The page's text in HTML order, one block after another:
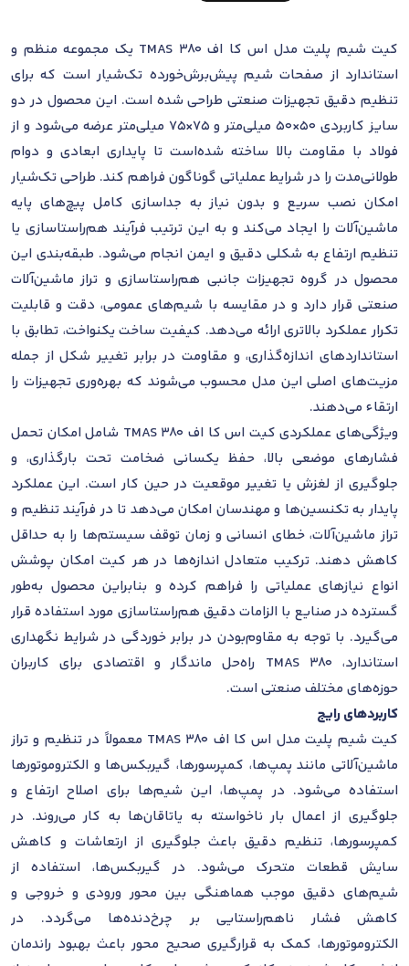
کیت شیم پلیت مدل اس کا اف TMAS 380 یک مجموعه منظم و
استاندارد از صفحات شیم پیش‌برش‌خورده تک‌شیار است که برای
تنظیم دقیق تجهیزات صنعتی طراحی شده است. این محصول در دو
سایز کاربردی 50×50 میلی‌متر و 75×75 میلی‌متر عرضه می‌شود و از
فولاد با مقاومت بالا ساخته شده‌است تا پایداری ابعادی و دوام
طولانی‌مدت را در شرایط عملیاتی گوناگون فراهم کند. طراحی تک‌شیار
امکان نصب سریع و بدون نیاز به جداسازی کامل پیچ‌های پایه
ماشین‌آلات را ایجاد می‌کند و به این ترتیب فرآیند هم‌راستاسازی یا
تنظیم ارتفاع به شکلی دقیق و ایمن انجام می‌شود. طبقه‌بندی این
محصول در گروه تجهیزات جانبی هم‌راستاسازی و تراز ماشین‌آلات
صنعتی قرار دارد و در مقایسه با شیم‌های عمومی، دقت و قابلیت
تکرار عملکرد بالاتری ارائه می‌دهد. کیفیت ساخت یکنواخت، تطابق با
استانداردهای اندازه‌گذاری، و مقاومت در برابر تغییر شکل از جمله
مزیت‌های اصلی این مدل محسوب می‌شوند که بهره‌وری تجهیزات را
ارتقاء می‌دهند.
ویژگی‌های عملکردی کیت اس کا اف TMAS 380 شامل امکان تحمل
فشارهای موضعی بالا، حفظ یکسانی ضخامت تحت بارگذاری، و
جلوگیری از لغزش یا تغییر موقعیت در حین کار است. این عملکرد
پایدار به تکنسین‌ها و مهندسان امکان می‌دهد تا در فرآیند تنظیم و
تراز ماشین‌آلات، خطای انسانی و زمان توقف سیستم‌ها را به حداقل
کاهش دهند. ترکیب متعادل اندازه‌ها در هر کیت امکان پوشش
انواع نیازهای عملیاتی را فراهم کرده و بنابراین محصول به‌طور
گسترده در صنایع با الزامات دقیق هم‌راستاسازی مورد استفاده قرار
می‌گیرد. با توجه به مقاوم‌بودن در برابر خوردگی در شرایط نگهداری
استاندارد، TMAS 380 راه‌حل ماندگار و اقتصادی برای کاربران
حوزه‌های مختلف صنعتی است.
کاربردهای رایج
کیت شیم پلیت مدل اس کا اف TMAS 380 معمولاً در تنظیم و تراز
ماشین‌آلاتی مانند پمپ‌ها، کمپرسورها، گیربکس‌ها و الکتروموتورها
استفاده می‌شود. در پمپ‌ها، این شیم‌ها برای اصلاح ارتفاع و
جلوگیری از اعمال بار ناخواسته به یاتاقان‌ها به کار می‌روند. در
کمپرسورها، تنظیم دقیق باعث جلوگیری از ارتعاشات و کاهش
سایش قطعات متحرک می‌شود. در گیربکس‌ها، استفاده از
شیم‌های دقیق موجب هماهنگی بین محور ورودی و خروجی و
کاهش فشار ناهم‌راستایی بر چرخ‌دنده‌ها می‌گردد. در
الکتروموتورها، کمک به قرارگیری صحیح محور باعث بهبود راندمان